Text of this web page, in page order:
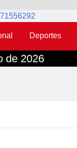
Deportes
de 2026